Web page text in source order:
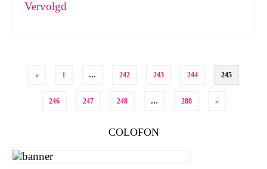
Vervolgd
Berichten
paginering
« 1 … 242 243 244 245
246 247 248 … 288 »
COLOFON